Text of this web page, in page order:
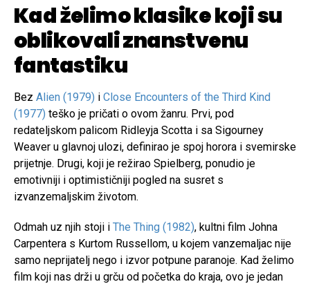
Kad želimo klasike koji su
oblikovali znanstvenu
fantastiku
Bez Alien (1979) i Close Encounters of the Third Kind
(1977) teško je pričati o ovom žanru. Prvi, pod
redateljskom palicom Ridleyja Scotta i sa Sigourney
Weaver u glavnoj ulozi, definirao je spoj horora i svemirske
prijetnje. Drugi, koji je režirao Spielberg, ponudio je
emotivniji i optimističniji pogled na susret s
izvanzemaljskim životom.
Odmah uz njih stoji i The Thing (1982), kultni film Johna
Carpentera s Kurtom Russellom, u kojem vanzemaljac nije
samo neprijatelj nego i izvor potpune paranoje. Kad želimo
film koji nas drži u grču od početka do kraja, ovo je jedan